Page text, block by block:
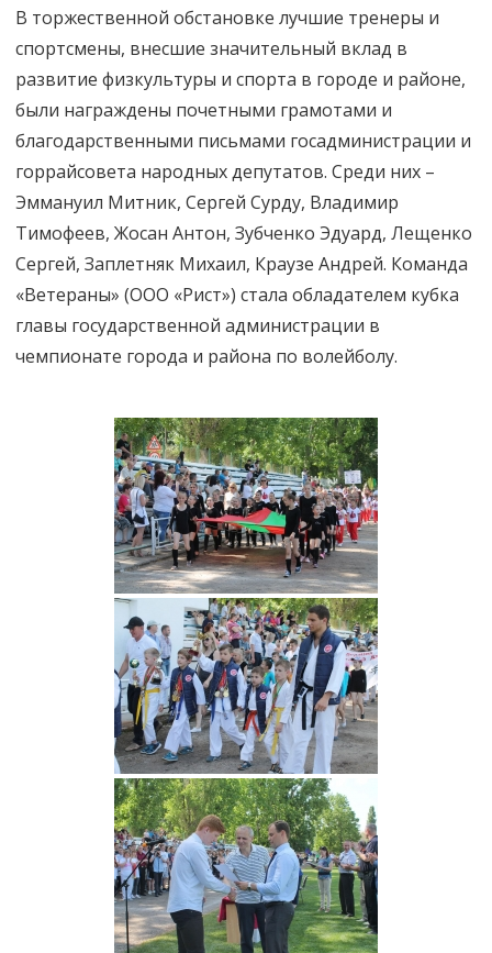
В торжественной обстановке лучшие тренеры и
спортсмены, внесшие значительный вклад в
развитие физкультуры и спорта в городе и районе,
были награждены почетными грамотами и
благодарственными письмами госадминистрации и
горрайсовета народных депутатов. Среди них –
Эммануил Митник, Сергей Сурду, Владимир
Тимофеев, Жосан Антон, Зубченко Эдуард, Лещенко
Сергей, Заплетняк Михаил, Краузе Андрей. Команда
«Ветераны» (ООО «Рист») стала обладателем кубка
главы государственной администрации в
чемпионате города и района по волейболу.